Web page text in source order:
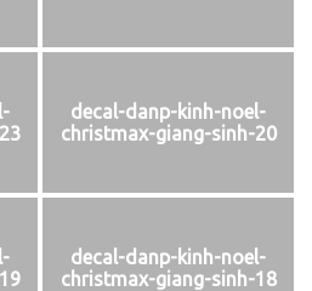
decal-danp-kinh-noel-
christmax-giang-sinh-20
decal-danp-kinh-noel-
christmax-giang-sinh-18